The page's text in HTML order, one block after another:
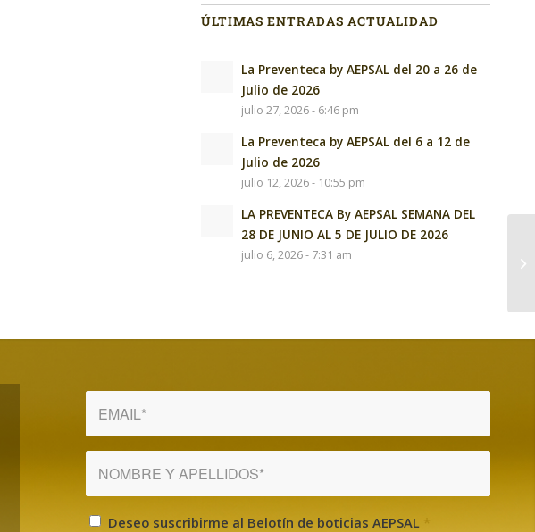
ÚLTIMAS ENTRADAS ACTUALIDAD
La Preventeca by AEPSAL del 20 a 26 de
Julio de 2026
julio 27, 2026 - 6:46 pm
La Preventeca by AEPSAL del 6 a 12 de
Julio de 2026
julio 12, 2026 - 10:55 pm
LA PREVENTECA By AEPSAL SEMANA DEL
28 DE JUNIO AL 5 DE JULIO DE 2026
julio 6, 2026 - 7:31 am
Deseo suscribirme al Belotín de boticias AEPSAL *